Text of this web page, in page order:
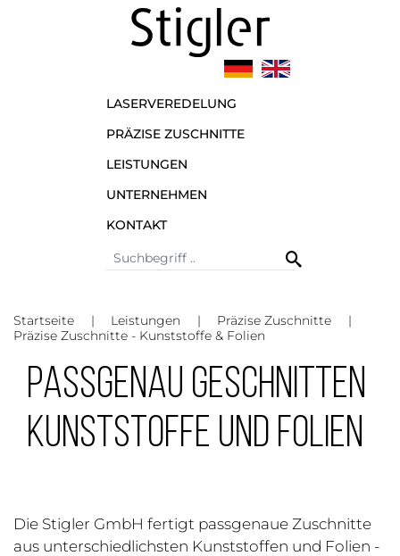
LASERVEREDELUNG
PRÄZISE ZUSCHNITTE
LEISTUNGEN
UNTERNEHMEN
KONTAKT
Startseite Leistungen
Präzise Zuschnitte
Präzise Zuschnitte - Kunststoffe & Folien
PASSGENAU GESCHNITTEN
KUNSTSTOFFE UND FOLIEN
Die Stigler GmbH fertigt passgenaue Zuschnitte
aus unterschiedlichsten Kunststoffen und Folien -